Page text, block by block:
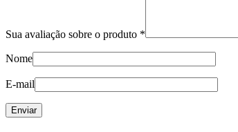
Sua avaliação sobre o produto *
Nome
E-mail